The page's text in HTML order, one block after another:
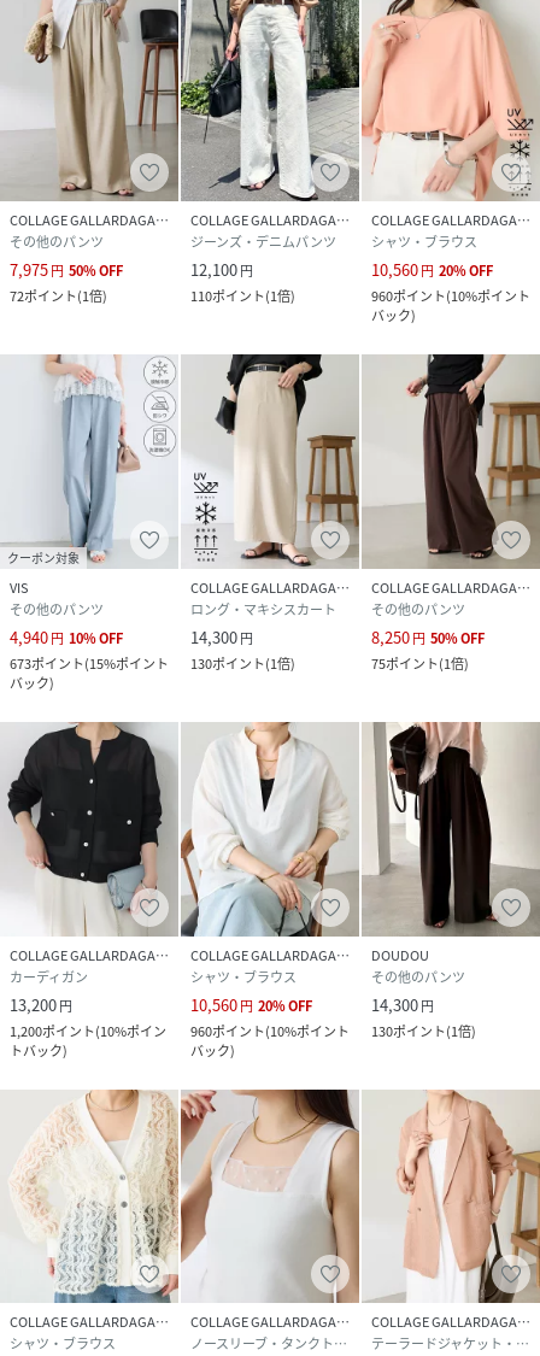
けました◎
■165cm（TMサイズ）
ハイテクスニーカーと合わせると、スニーカーの上にたまる
感じでおしゃれに履けます◎
■161cm(2サイズ）
１サイズでも履けるけど、お腹周りやヒップラインが気にな
るし、、もう少しゆるっと履きたい願いが2サイズだと叶い
ました◎
《PSサイズ》
０サイズと股下以外同じです。小柄な方や、低身長の方にお
1サイズと股下以外同じです。長めに履きたい方や高身長の
方におすすめです。
【ジャージシリーズ】
・ジャージスリムテーパードパンツ CLZ1061202A0001
・ジャージノーカラーダブルジャケット
CLZ1061207A0002
・ジャージ袖リブブラウス CLZ1031104A0001
・ジャージマーメイドスカート CLZ1061201A0001
・ジャージVネックワンピース CLZ1061209A0001
【おすすめコーディネート】
でも活躍します。
ストンとした落ち感がハンサムで厚底スニーカーやスウェッ
トなどスポーティなアイテムとも相性が良いです。
【おすすめスタイリングアイテム】
・メタルボタンジョーゼットカーディガン
CLS5052306A0001
・袖フレアサテンブラウス CLZ1052204A0003
・Vネックバスクニット CLZ1061105A0003
・リブペプラムカーディガン CLZ1061205A0002
・裾シアーロンT CLN5042206A0001
【素材】
ポリエステル100％
透け感：ホワイトのみややあり
裏地：ホワイトのみ膝下あたりまであり
※ホワイトの裏地（股下）0サイズ:：38.5㎝, 1サイズ：40
㎝
伸縮性：あり
光沢感：なし
おすすめ着用時期：春、夏、秋
洗濯：手洗い可
COLLAGE GALLARDAGALANTE
その他のパンツ
7,975円 50%OFF
72ポイント(1倍)
COLLAGE GALLARDAGALANTE
ジーンズ・デニムパンツ
12,100円
110ポイント(1倍)
COLLAGE GALLARDAGALANTE
シャツ・ブラウス
10,560円 20%OFF
960ポイント(10%ポイント
バック)
クーポン対象
VIS
その他のパンツ
4,940円 10%OFF
673ポイント(15%ポイント
バック)
COLLAGE GALLARDAGALANTE
ロング・マキシスカート
14,300円
130ポイント(1倍)
COLLAGE GALLARDAGALANTE
その他のパンツ
8,250円 50%OFF
75ポイント(1倍)
COLLAGE GALLARDAGALANTE
カーディガン
13,200円
1,200ポイント(10%ポイン
トバック)
COLLAGE GALLARDAGALANTE
シャツ・ブラウス
10,560円 20%OFF
960ポイント(10%ポイント
バック)
DOUDOU
その他のパンツ
14,300円
130ポイント(1倍)
COLLAGE GALLARDAGALANTE
シャツ・ブラウス
COLLAGE GALLARDAGALANTE
ノースリーブ・タンクトップ
COLLAGE GALLARDAGALANTE
テーラードジャケット・ブレザー